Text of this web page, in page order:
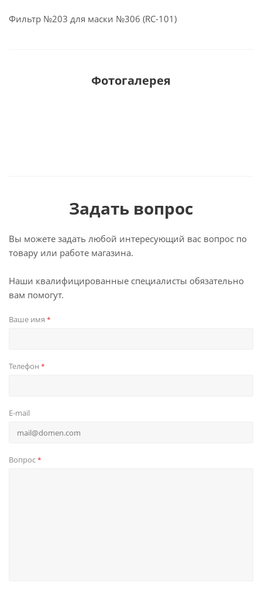
Фильтр №203 для маски №306 (RС-101)
Фотогалерея
Задать вопрос
Вы можете задать любой интересующий вас вопрос по
товару или работе магазина.
Наши квалифицированные специалисты обязательно
вам помогут.
Ваше имя *
Телефон *
E-mail
Вопрос*